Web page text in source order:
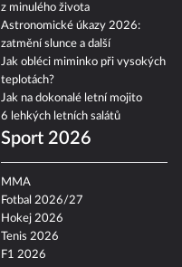
z minulého života
Astronomické úkazy 2026:
zatmění slunce a další
Jak obléci miminko při vysokých
teplotách?
Jak na dokonalé letní mojito
6 lehkých letních salátů
Sport 2026
MMA
Fotbal 2026/27
Hokej 2026
Tenis 2026
F1 2026